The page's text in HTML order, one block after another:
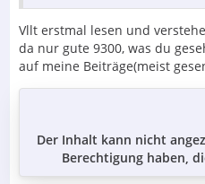
Vllt erstmal lesen und
da nur gute 9300, was du
auf meine Beiträge(meist
Der Inhalt kann nicht
Berechtigung haben,